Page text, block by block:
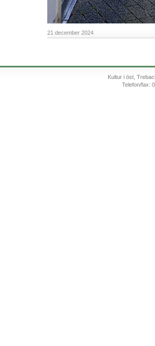
21 december 2024
Kultur i öst,
Telefon/fax: